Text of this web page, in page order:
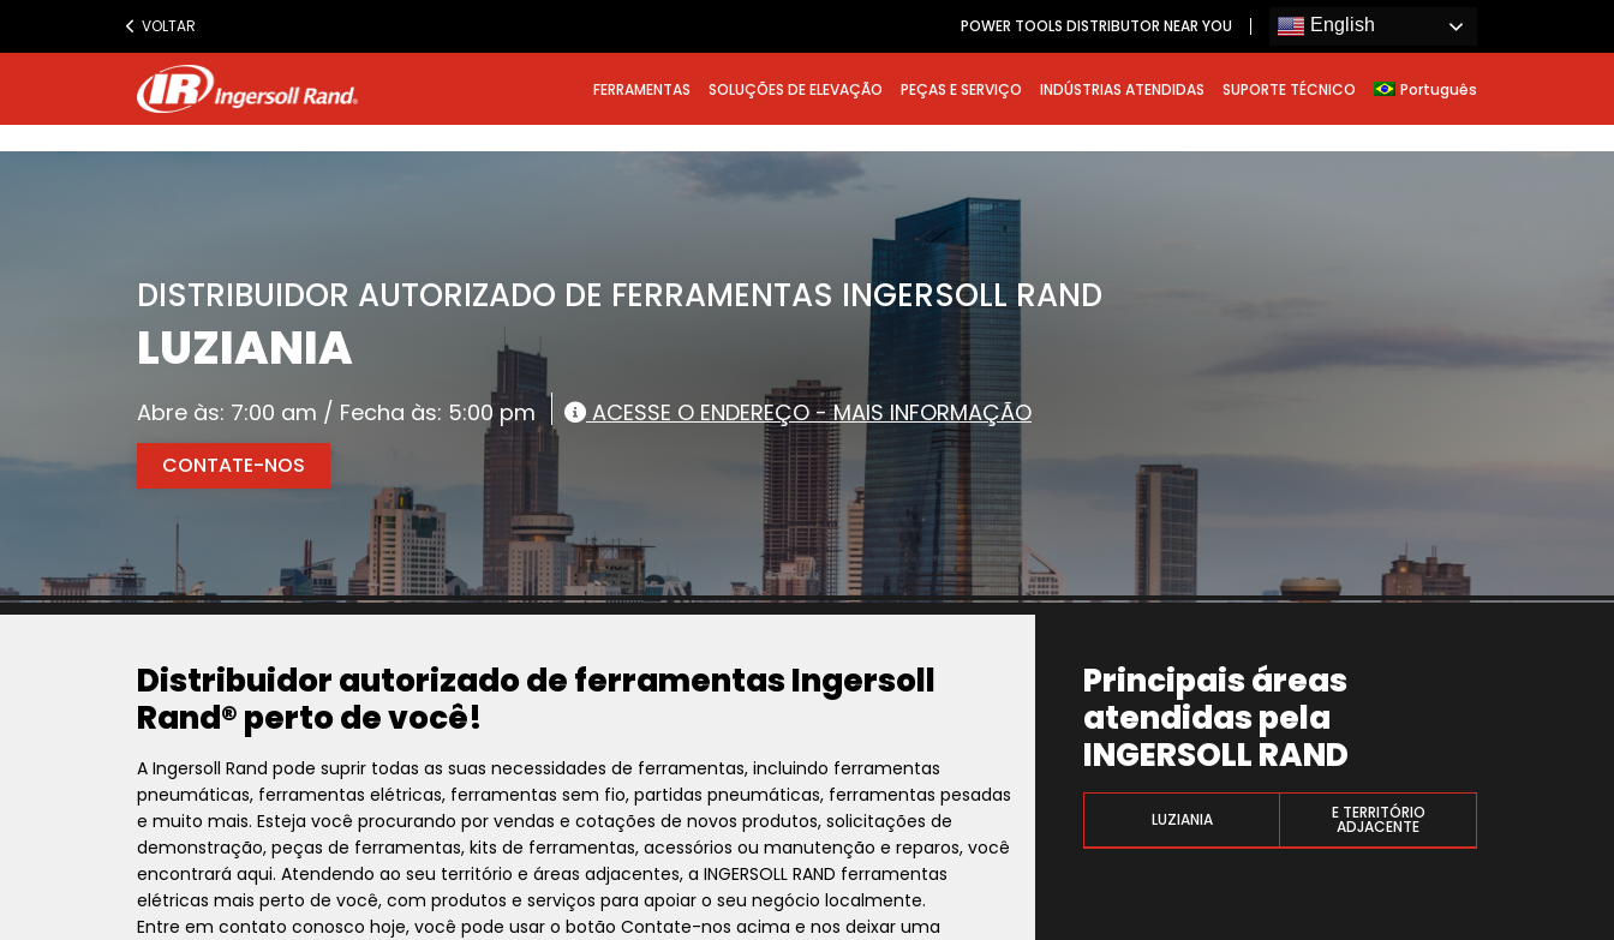
www.ingersollrand.com
VOLTAR POWER TOOLS DISTRIBUTOR NEAR YOU English
FERRAMENTAS SOLUÇÕES DE ELEVAÇÃO PEÇAS E SERVIÇO INDÚSTRIAS ATENDIDAS SUPORTE TÉCNICO Português
DISTRIBUIDOR AUTORIZADO DE FERRAMENTAS INGERSOLL RAND
LUZIANIA
Abre às: 7:00 am / Fecha às: 5:00 pm ACESSE O ENDEREÇO - MAIS INFORMAÇÃO
CONTATE-NOS
Distribuidor autorizado de ferramentas Ingersoll
Rand® perto de você!
A Ingersoll Rand pode suprir todas as suas necessidades de ferramentas, incluindo ferramentas
pneumáticas, ferramentas elétricas, ferramentas sem fio, partidas pneumáticas, ferramentas pesadas
e muito mais. Esteja você procurando por vendas e cotações de novos produtos, solicitações de
demonstração, peças de ferramentas, kits de ferramentas, acessórios ou manutenção e reparos, você
encontrará aqui. Atendendo ao seu território e áreas adjacentes, a INGERSOLL RAND ferramentas
elétricas mais perto de você, com produtos e serviços para apoiar o seu negócio localmente.
Entre em contato conosco hoje, você pode usar o botão Contate-nos acima e nos deixar uma
Principais áreas
atendidas pela
INGERSOLL RAND
LUZIANIA E TERRITÓRIO
ADJACENTE